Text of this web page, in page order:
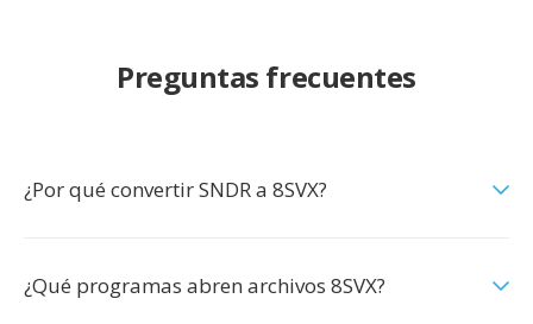
Preguntas frecuentes
¿Por qué convertir SNDR a 8SVX?
¿Qué programas abren archivos 8SVX?